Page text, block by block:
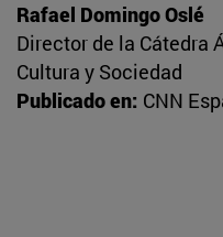
Rafael Domingo Oslé
Director de la Cátedra
Cultura y Sociedad
Publicado en: CNN